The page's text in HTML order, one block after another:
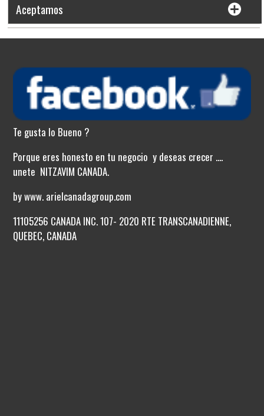
Aceptamos
Te gusta lo Bueno ?
Porque eres honesto en tu negocio y deseas crecer ....
unete NITZAVIM CANADA.
by www. arielcanadagroup.com
11105256 CANADA INC. 107- 2020 RTE TRANSCANADIENNE,
QUEBEC, CANADA